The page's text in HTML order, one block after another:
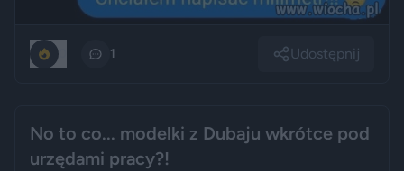
1 Udostępnij
No to co... modelki z Dubaju wkrótce pod
urzędami pracy?!